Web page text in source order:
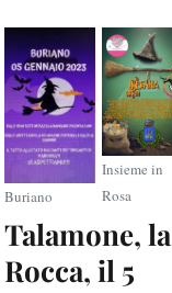
Buriano
Insieme in
Rosa
Talamone,
Rocca, il 5